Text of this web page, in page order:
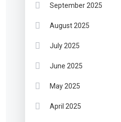
September 2025
August 2025
July 2025
June 2025
May 2025
April 2025